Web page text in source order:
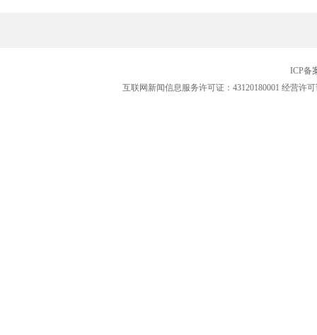
ICP备
互联网新闻信息服务许可证：43120180001 经营许可